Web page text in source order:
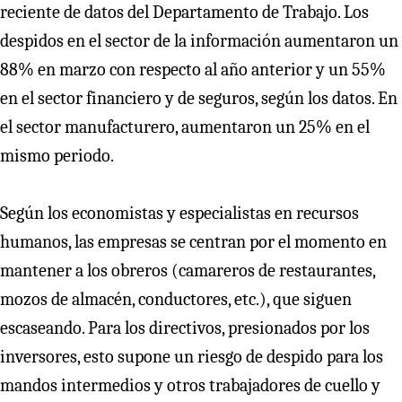
reciente de datos del Departamento de Trabajo. Los
despidos en el sector de la información aumentaron un
88% en marzo con respecto al año anterior y un 55%
en el sector financiero y de seguros, según los datos. En
el sector manufacturero, aumentaron un 25% en el
mismo periodo.
Según los economistas y especialistas en recursos
humanos, las empresas se centran por el momento en
mantener a los obreros (camareros de restaurantes,
mozos de almacén, conductores, etc.), que siguen
escaseando. Para los directivos, presionados por los
inversores, esto supone un riesgo de despido para los
mandos intermedios y otros trabajadores de cuello y